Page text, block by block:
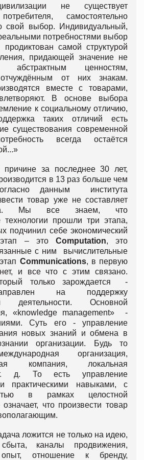
не существует
самостоятельно
свой выбор. Индивидуальный,
потребностями выбор
самой структурой
придающей значение не
ценностям,
от них знакам.
вместе с товарами,
В основе выбора
к социальному отличию,
таких отличий есть
существования современной
всегда остаётся
за последнее 30 лет,
в 13 раз больше чем
данным института
товар уже не составляет
Мы все знаем, что
прошли три этапа,
подчинил себе экономический
– это Computation, это
с ним вычислительные
Communications, в первую
и все что с этим связано.
только зарождается -
на поддержку
деятельности. Основной
«knowledge management» -
Суть его - управление
новых знаний и обмена в
организации. Будь то
организация,
компания, локальная
д. То есть управление
и практическими навыками, с
в рамках целостной
что произвести товар
ложится не только на идею,
каналы продвижения,
опыт, отношение к бренду,